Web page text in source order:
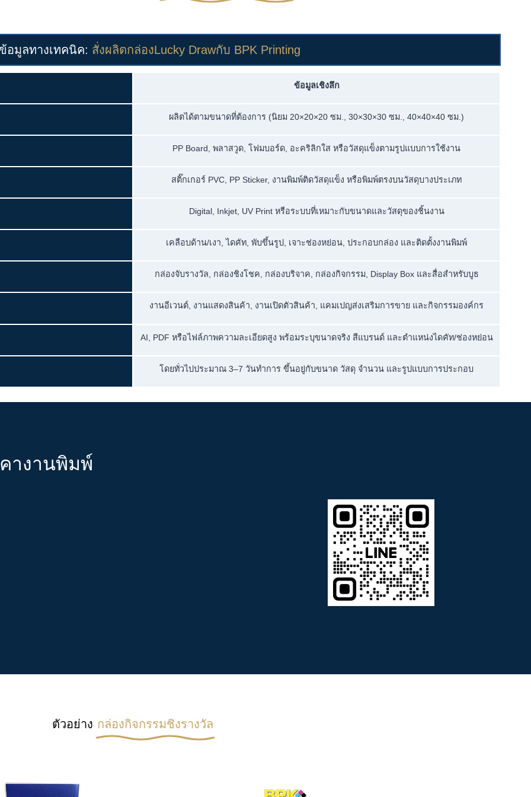
อมูลทางเทคนิค: สั่งผลิตกล่องLucky Drawกับ BPK Printing
ข้อมูลเชิงลึก
ผลิตได้ตามขนาดที่ต้องการ (นิยม 20×20×20 ซม., 30×30×30 ซม., 40×40×40 ซม.)
PP Board, พลาสวูด, โฟมบอร์ด, อะคริลิกใส หรือวัสดุแข็งตามรูปแบบการใช้งาน
สติ๊กเกอร์ PVC, PP Sticker, งานพิมพ์ติดวัสดุแข็ง หรือพิมพ์ตรงบนวัสดุบางประเภท
Digital, Inkjet, UV Print หรือระบบที่เหมาะกับขนาดและวัสดุของชิ้นงาน
เคลือบด้าน/เงา, ไดคัท, พับขึ้นรูป, เจาะช่องหย่อน, ประกอบกล่อง และติดตั้งงานพิมพ์
กล่องจับรางวัล, กล่องชิงโชค, กล่องบริจาค, กล่องกิจกรรม, Display Box และสื่อสำหรับบูธ
งานอีเวนต์, งานแสดงสินค้า, งานเปิดตัวสินค้า, แคมเปญส่งเสริมการขาย และกิจกรรมองค์กร
AI, PDF หรือไฟล์ภาพความละเอียดสูง พร้อมระบุขนาดจริง สีแบรนด์ และตำแหน่งไดคัท/ช่องหย่อน
โดยทั่วไปประมาณ 3–7 วันทำการ ขึ้นอยู่กับขนาด วัสดุ จำนวน และรูปแบบการประกอบ
างานพิมพ์
ตัวอย่าง กล่องกิจกรรมชิงรางวัล